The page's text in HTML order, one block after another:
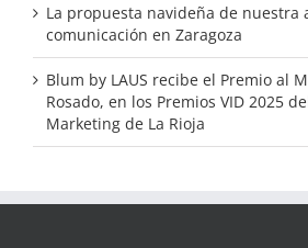
La propuesta navideña de nuestra
comunicación en Zaragoza
Blum by LAUS recibe el Premio al
Rosado, en los Premios VID 2025
Marketing de La Rioja